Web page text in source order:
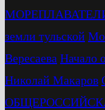
земли тульской
Вересаева Начало
Николай Макаров